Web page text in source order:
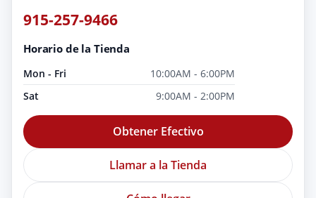
915-257-9466
Horario de la Tienda
Mon - Fri
10:00AM - 6:00PM
Sat
9:00AM - 2:00PM
Obtener Efectivo
Llamar a la Tienda